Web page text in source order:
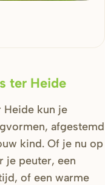
ter Heide
Heide kun je
afgestemd
kind. Of je nu op
je peuter, een
of een warme